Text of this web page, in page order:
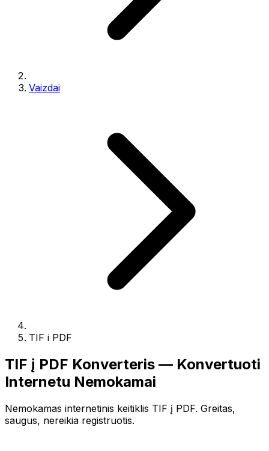
Vaizdai
TIF i PDF
TIF į PDF Konverteris — Konvertuoti
Internetu Nemokamai
Nemokamas internetinis keitiklis TIF į PDF. Greitas,
saugus, nereikia registruotis.